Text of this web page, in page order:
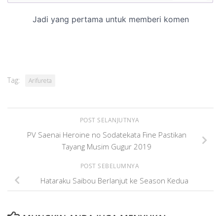
Tag: Arifureta
POST SELANJUTNYA
PV Saenai Heroine no Sodatekata Fine Pastikan
Tayang Musim Gugur 2019
POST SEBELUMNYA
Hataraku Saibou Berlanjut ke Season Kedua